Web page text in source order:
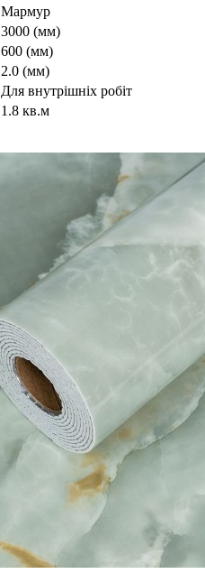
Мармур
3000 (мм)
600 (мм)
2.0 (мм)
Для внутрішніх робіт
1.8 кв.м